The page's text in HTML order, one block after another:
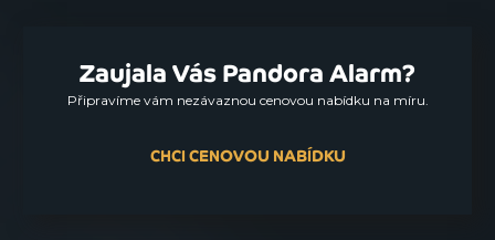
Zaujala Vás Pandora Alarm?
Připravíme vám nezávaznou cenovou nabídku na míru.
CHCI CENOVOU NABÍDKU